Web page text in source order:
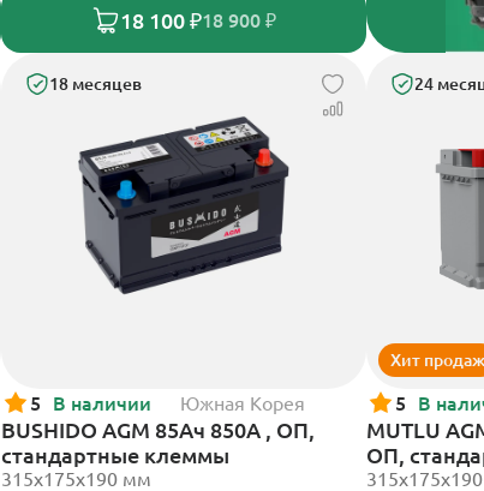
18 100 ₽18 900 ₽
18 месяцев
5 В наличии Южная Корея
BUSHIDO AGM 85Ач 850А , ОП,
стандартные клеммы
315x175x190 мм
24
Хит продаж
5 В
MUTLU AGM
ОП,